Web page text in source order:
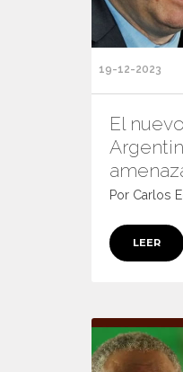
19-12-2023
El
Por Carlos
LEER